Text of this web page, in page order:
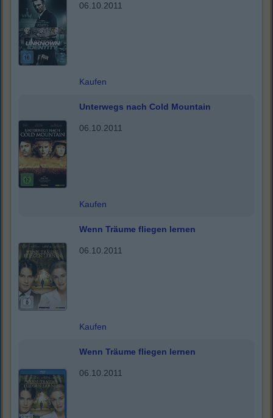
06.10.2011
Kaufen
Unterwegs nach Cold Mountain
06.10.2011
Kaufen
Wenn Träume fliegen lernen
06.10.2011
Kaufen
Wenn Träume fliegen lernen
06.10.2011